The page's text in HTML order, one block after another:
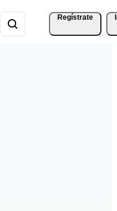
Regístrate